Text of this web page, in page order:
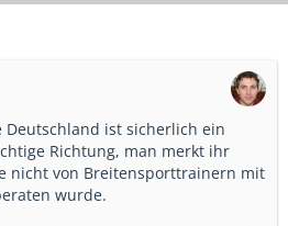
ist sicherlich ein
Richtung, man merkt ihr
nicht von Breitensporttrainern mit
wurde.